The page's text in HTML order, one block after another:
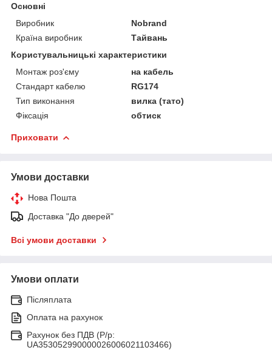
Основні
Виробник
Nobrand
Країна виробник
Тайвань
Користувальницькі характеристики
Монтаж роз'єму
на кабель
Стандарт кабелю
RG174
Тип виконання
вилка (тато)
Фіксація
обтиск
Приховати
Умови доставки
Нова Пошта
Доставка "До дверей"
Всі умови доставки
Умови оплати
Післяплата
Оплата на рахунок
Рахунок без ПДВ (Р/р:
UA353052990000026006021103466)